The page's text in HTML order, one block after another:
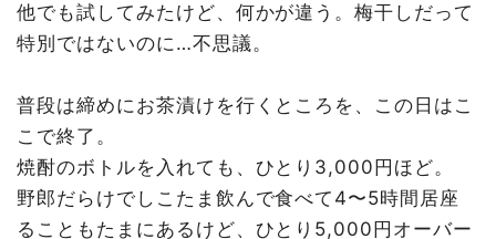
他でも試してみたけど、何かが違う。梅干しだって
特別ではないのに…不思議。
普段は締めにお茶漬けを行くところを、この日はこ
こで終了。
焼酎のボトルを入れても、ひとり3,000円ほど。
野郎だらけでしこたま飲んで食べて4〜5時間居座
ることもたまにあるけど、ひとり5,000円オーバー